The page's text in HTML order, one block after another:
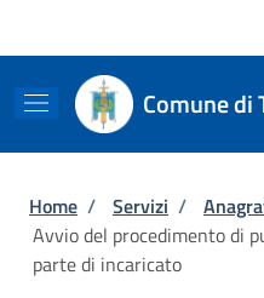
Comune di
Briciole di
Home / Servizi /
Avvio del procedimento di
parte di incaricato